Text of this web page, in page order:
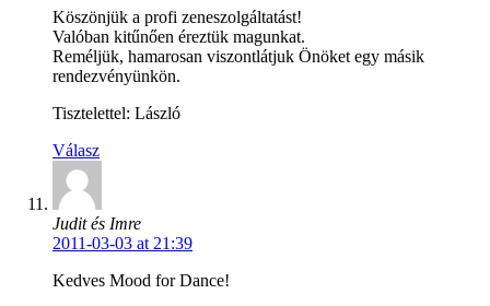
Köszönjük a profi zeneszolgáltatást!
Valóban kitűnően éreztük magunkat.
Reméljük, hamarosan viszontlátjuk Önöket egy másik
rendezvényünkön.
Tisztelettel: László
Válasz
Judit és Imre
2011-03-03 at 21:39
Kedves Mood for Dance!